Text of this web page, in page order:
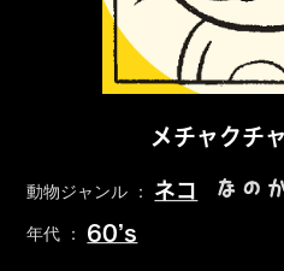
メチャクチ
動物ジャンル ： ネコ なの
年代 ： 60’s